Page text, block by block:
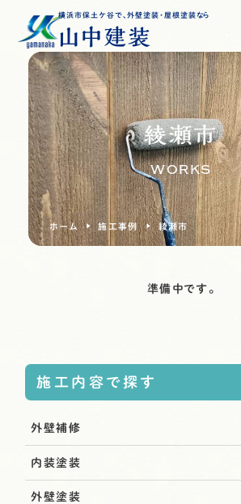
横浜市保土ケ谷で、外壁塗装・屋根塗装なら
山中建装
綾瀬市
WORKS
ホーム 施工事例 綾瀬市
準備中です。
施工内容で探す
外壁補修
内装塗装
外壁塗装